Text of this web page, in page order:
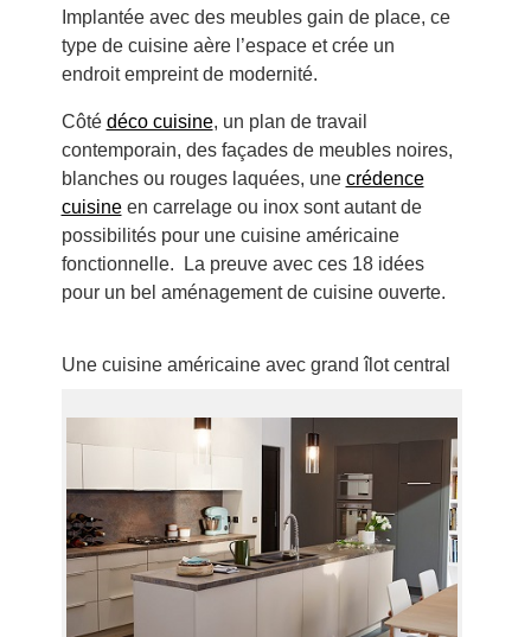
Implantée avec des meubles gain de place, ce
type de cuisine aère l’espace et crée un
endroit empreint de modernité.
Côté déco cuisine, un plan de travail
contemporain, des façades de meubles noires,
blanches ou rouges laquées, une crédence
cuisineen carrelage ou inox sont autant de
possibilités pour une cuisine américaine
fonctionnelle. La preuve avec ces 18 idées
pour un bel aménagement de cuisine ouverte.
Une cuisine américaine avec grand îlot central